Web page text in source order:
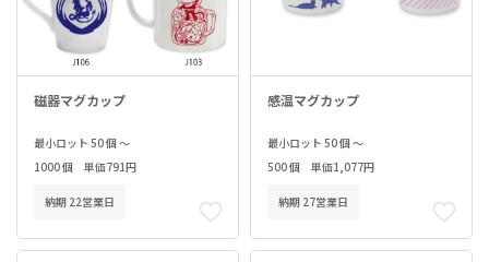
磁器マグカップ
最小ロット 50 個 ～
1000 個 単価791円
納期 22営業日
感温マグカップ
最小ロット 50 個 ～
500 個 単価1,077円
納期 27営業日